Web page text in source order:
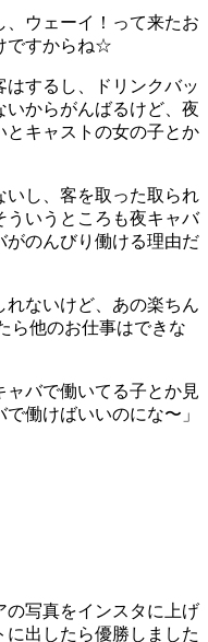
、ウェーイ！って来たお
ですからね☆
はするし、ドリンクバッ
いからがんばるけど、夜
とキャストの女の子とか
いし、客を取った取られ
ういうところも夜キャバ
がのんびり働ける理由だ
れないけど、あの楽ちん
ら他のお仕事はできな
バで働いてる子とか見
働けばいいのにな〜」
の写真をインスタに上げ
出したら優勝しました